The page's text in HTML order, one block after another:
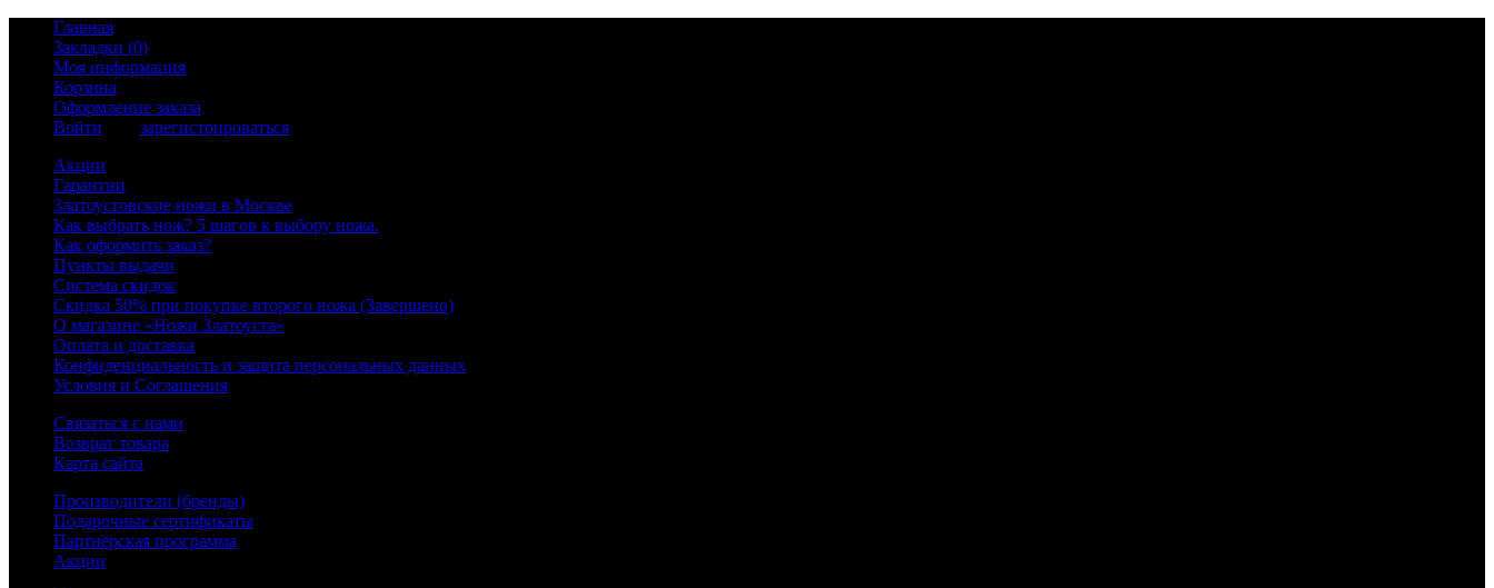
Главная
Закладки (0)
Моя информация
Корзина
Оформление заказа
Войти
зарегистрироваться
Акции
Гарантии
Златоустовские ножи в Москве
Как выбрать нож? 5 шагов к выбору ножа.
Как оформить заказ?
Пункты выдачи
Система скидок
Скидка 50% при покупке второго ножа (Завершено)
О магазине «Ножи Златоуста»
Оплата и доставка
Конфиденциальность и защита персональных данных
Условия и Соглашения
Связаться с нами
Возврат товара
Карта сайта
Производители (бренды)
Подарочные сертификаты
Партнёрская программа
Акции